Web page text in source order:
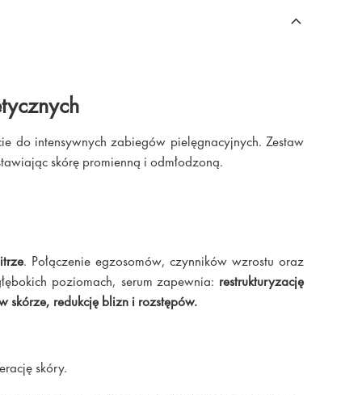
do intensywnych zabiegów pielęgnacyjnych. Zestaw
skórę promienną i odmłodzoną.
. Połączenie egzosomów, czynników wzrostu oraz
poziomach, serum zapewnia: restrukturyzację
skórze, redukcję blizn i rozstępów.
skóry.